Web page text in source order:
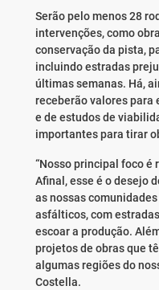
Serão pelo menos 28
intervenções, como
conservação da pista,
incluindo estradas
últimas semanas. Há,
receberão valores para
e de estudos de
importantes para tirar
“Nosso principal foco é
Afinal, esse é o desejo
as nossas
asfálticos, com
escoar a produção.
projetos de obras que
algumas regiões do
Costella.